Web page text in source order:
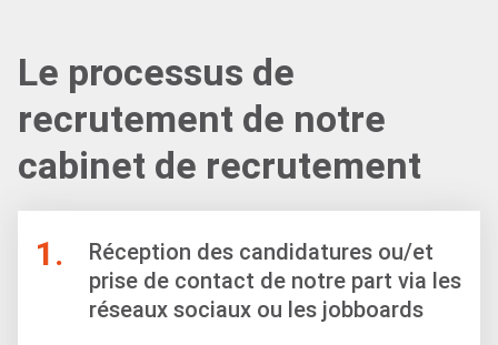
Le processus de
recrutement de notre
cabinet de recrutement
1.
Réception des candidatures ou/et
prise de contact de notre part via les
réseaux sociaux ou les jobboards